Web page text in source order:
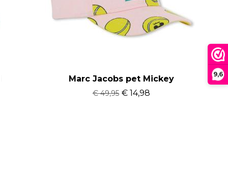
9,6
Marc Jacobs pet Mickey
€ 49,95 € 14,98